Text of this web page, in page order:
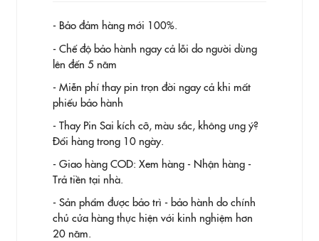
- Bảo đảm hàng mới 100%.
- Chế độ bảo hành ngay cả lỗi do người dùng
lên đến 5 năm
- Miễn phí thay pin trọn đời ngay cả khi mất
phiếu bảo hành
- Thay Pin Sai kích cỡ, màu sắc, không ưng ý?
Đổi hàng trong 10 ngày.
- Giao hàng COD: Xem hàng - Nhận hàng -
Trả tiền tại nhà.
- Sản phẩm được bảo trì - bảo hành do chính
chủ cửa hàng thực hiện với kinh nghiệm hơn
20 năm.